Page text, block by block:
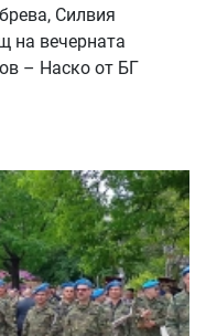
Силвия
на вечерната
– Наско от БГ